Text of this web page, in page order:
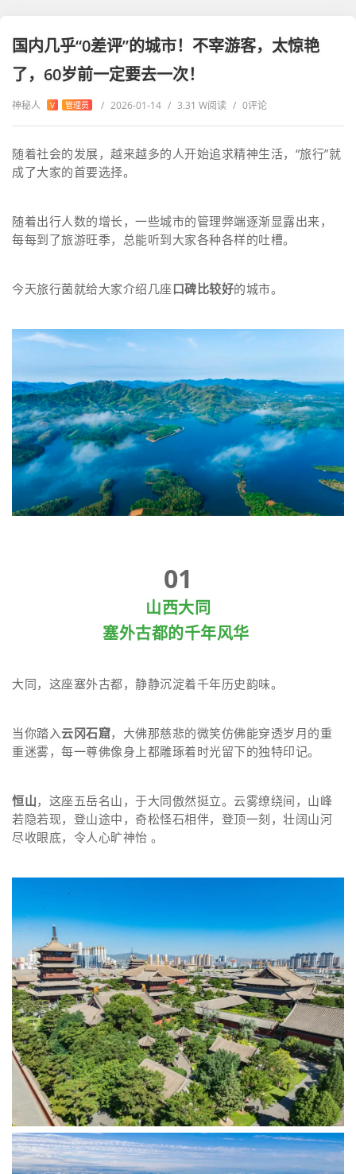
国内几乎“0差评”的城市！不宰游客，太惊艳
了，60岁前一定要去一次！
神秘人 V 管理员 / 2026-01-14 / 3.31 W阅读 / 0评论
随着社会的发展，越来越多的人开始追求精神生活，“旅行”就
成了大家的首要选择。
随着出行人数的增长，一些城市的管理弊端逐渐显露出来，
每每到了旅游旺季，总能听到大家各种各样的吐槽。
今天旅行菌就给大家介绍几座口碑比较好的城市。
01
山西大同
塞外古都的千年风华
大同，这座塞外古都，静静沉淀着千年历史韵味。
当你踏入云冈石窟，大佛那慈悲的微笑仿佛能穿透岁月的重
重迷雾，每一尊佛像身上都雕琢着时光留下的独特印记。
恒山，这座五岳名山，于大同傲然挺立。云雾缭绕间，山峰
若隐若现，登山途中，奇松怪石相伴，登顶一刻，壮阔山河
尽收眼底，令人心旷神怡 。